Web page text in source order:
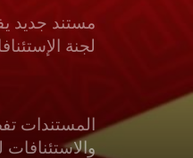
مستند جديد
لجنة
المستندات